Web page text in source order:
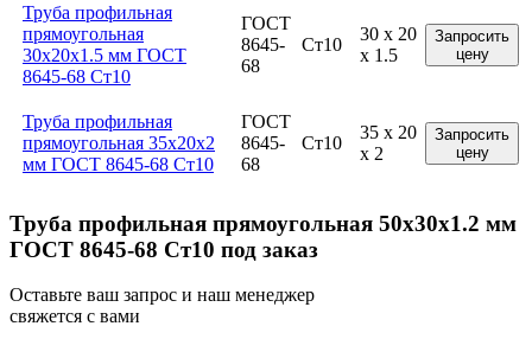
Труба профильная
прямоугольная
30x20x1.5 мм ГОСТ
8645-68 Ст10
ГОСТ
8645-
68
Ст10
30 x 20
x 1.5
Запросить
цену
Труба профильная
прямоугольная 35x20x2
мм ГОСТ 8645-68 Ст10
ГОСТ
8645-
68
Ст10
35 x 20
x 2
Запросить
цену
Труба профильная прямоугольная 50x30x1.2 мм
ГОСТ 8645-68 Ст10 под заказ
Оставьте ваш запрос и наш менеджер
свяжется с вами